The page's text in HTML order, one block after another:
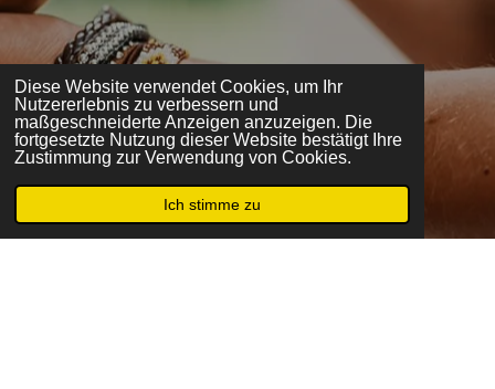
Diese Website verwendet Cookies, um Ihr
Nutzererlebnis zu verbessern und
maßgeschneiderte Anzeigen anzuzeigen. Die
fortgesetzte Nutzung dieser Website bestätigt Ihre
Zustimmung zur Verwendung von Cookies.
Ich stimme zu